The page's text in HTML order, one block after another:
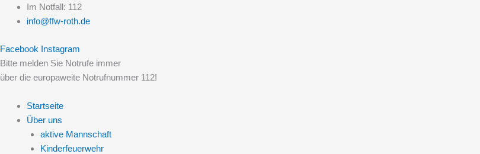
Inhalt
Im Notfall: 112
info@ffw-roth.de
Facebook Instagram
Bitte melden Sie Notrufe immer
über die europaweite Notrufnummer 112!
Startseite
Über uns
aktive Mannschaft
Kinderfeuerwehr